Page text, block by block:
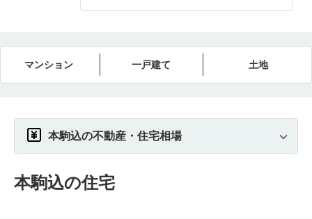
マンション 一戸建て 土地
本駒込の不動産・住宅相場
本駒込の住宅